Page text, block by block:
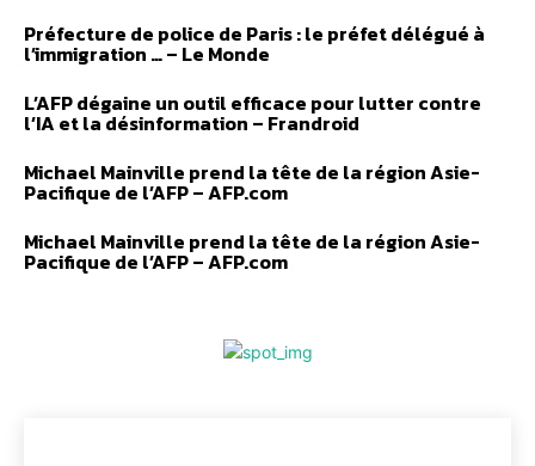
Préfecture de police de Paris : le préfet délégué à
l’immigration … – Le Monde
L’AFP dégaine un outil efficace pour lutter contre
l’IA et la désinformation – Frandroid
Michael Mainville prend la tête de la région Asie-
Pacifique de l’AFP – AFP.com
Michael Mainville prend la tête de la région Asie-
Pacifique de l’AFP – AFP.com